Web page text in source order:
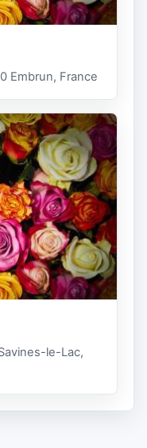
Embrun, France
le-Lac,